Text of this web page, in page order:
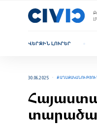
ՎԵՐՋԻՆ ԼՈՒՐԵՐ
30.06.2025